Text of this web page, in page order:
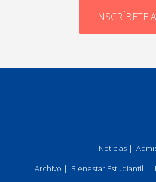
INSCRÍBETE
Noticias |
Archivo | Bienestar Estudiantil |